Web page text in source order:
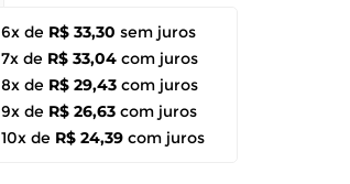
6x de R$ 33,30 sem juros
7x de R$ 33,04 com juros
8x de R$ 29,43 com juros
9x de R$ 26,63 com juros
10x de R$ 24,39 com juros